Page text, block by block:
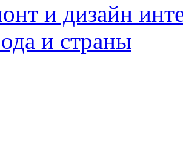
и дизайн
и страны